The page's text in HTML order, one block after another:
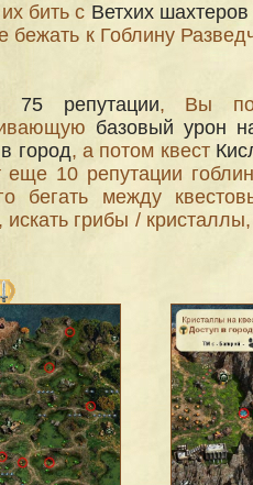
бить с Ветхих шахтеров
бежать к Гоблину
75 репутации, Вы
базовый урон
город, а потом квест
еще 10 репутации
бегать между
искать грибы /